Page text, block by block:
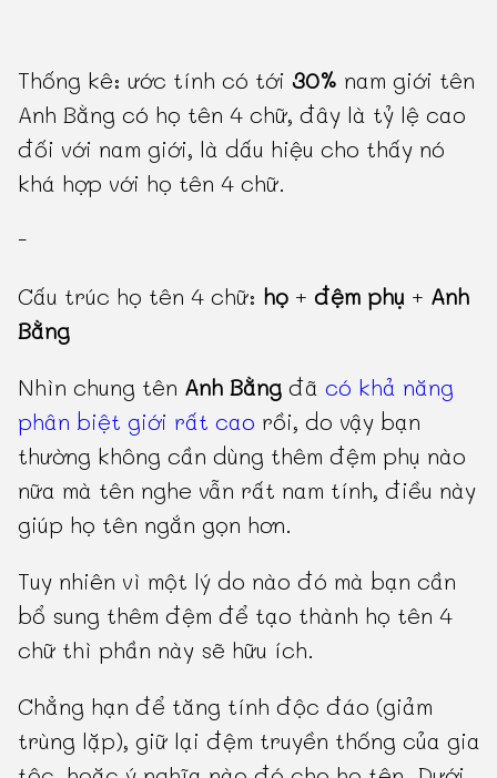
Thống kê: ước tính có tới 30% nam giới tên
Anh Bằng có họ tên 4 chữ, đây là tỷ lệ cao
đối với nam giới, là dấu hiệu cho thấy nó
khá hợp với họ tên 4 chữ.
-
Cấu trúc họ tên 4 chữ: họ +đệm phụ + Anh
Bằng
Nhìn chung tên Anh Bằng đã có khả năng
phân biệt giới rất cao rồi, do vậy bạn
thường không cần dùng thêm đệm phụ nào
nữa mà tên nghe vẫn rất nam tính, điều này
giúp họ tên ngắn gọn hơn.
Tuy nhiên vì một lý do nào đó mà bạn cần
bổ sung thêm đệm để tạo thành họ tên 4
chữ thì phần này sẽ hữu ích.
Chẳng hạn để tăng tính độc đáo (giảm
trùng lặp), giữ lại đệm truyền thống của gia